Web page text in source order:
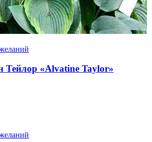
Тейлор «Alvatine Taylor»